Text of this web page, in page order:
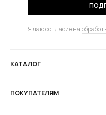
Я даю согласие на
КАТАЛОГ
ПОКУПАТЕЛЯМ